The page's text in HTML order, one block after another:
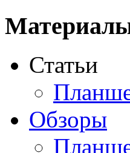
Acme
Ainol
Altinet
Amazon
Статьи
Обзоры